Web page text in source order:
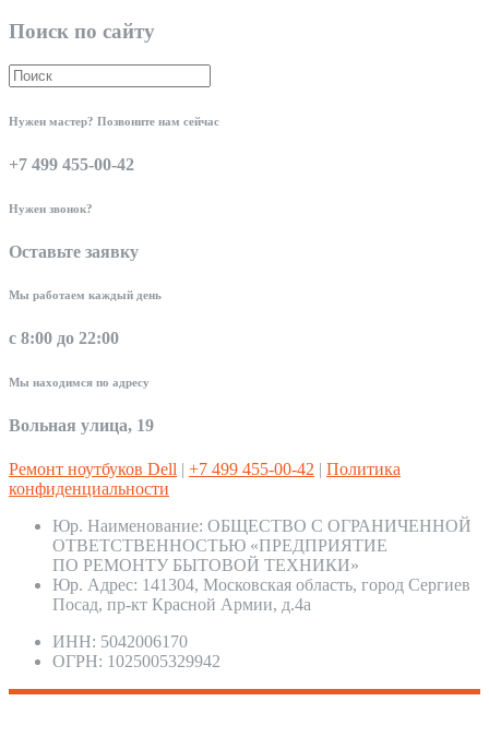
Поиск по сайту
Нужен мастер? Позвоните нам сейчас
+7 499 455-00-42
Нужен звонок?
Оставьте заявку
Мы работаем каждый день
с 8:00 до 22:00
Мы находимся по адресу
Вольная улица, 19
Ремонт ноутбуков Dell | +7 499 455-00-42 | Политика
конфиденциальности
Юр. Наименование: ОБЩЕСТВО С ОГРАНИЧЕННОЙ
ОТВЕТСТВЕННОСТЬЮ «ПРЕДПРИЯТИЕ
ПО РЕМОНТУ БЫТОВОЙ ТЕХНИКИ»
Юр. Адрес: 141304, Московская область, город Сергиев
Посад, пр-кт Красной Армии, д.4а
ИНН: 5042006170
ОГРН: 1025005329942